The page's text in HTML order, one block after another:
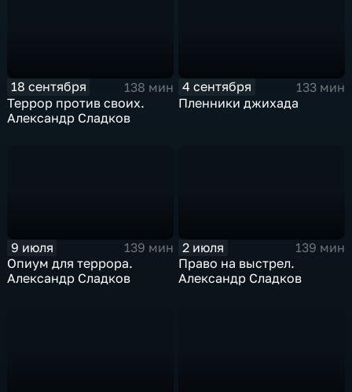
18 сентября
138 мин
Террор против своих.
Александр Сладков
4 сентября
133 мин
Пленники джихада
9 июля
139 мин
Опиум для террора.
Александр Сладков
2 июля
139 мин
Право на выстрел.
Александр Сладков